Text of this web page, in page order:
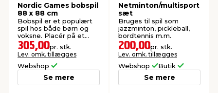
Nordic Games bobspil
88 x 88 cm
Bobspil er et populært
spil hos både børn og
voksne. Placér på et
bord for at sætte spillet i
gang.
305,00pr. stk.
Lev. omk. tillægges
Webshop
Se mere
Netminton/multisport
sæt
Bruges til spil som
jazzminton, pickleball,
bordtennis m.m.
200,00pr. stk.
Lev. omk. tillægges
Webshop Butik
Se mere